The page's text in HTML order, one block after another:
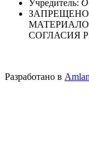
Учредитель:
СОГЛАСИЯ
Разработано в Amlan